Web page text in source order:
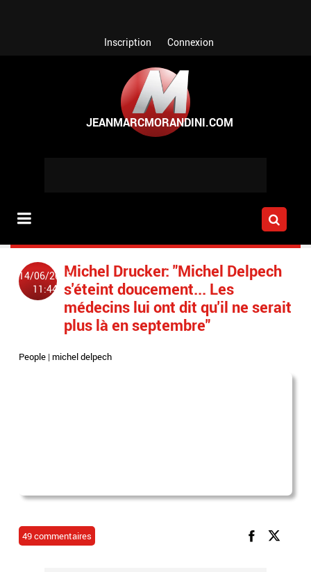
Inscription Connexion
14/06/2015
11:44
Michel Drucker: "Michel Delpech
s'éteint doucement... Les
médecins lui ont dit qu'il ne serait
plus là en septembre"
People |michel delpech
49 commentaires